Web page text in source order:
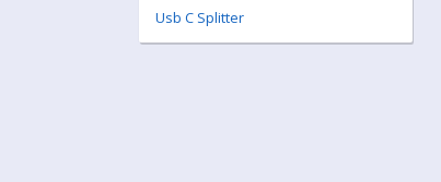
Usb C Splitter